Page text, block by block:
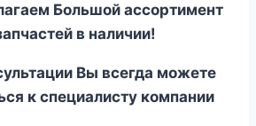
Большой ассортимент
в наличии!
Вы всегда можете
к специалисту компании